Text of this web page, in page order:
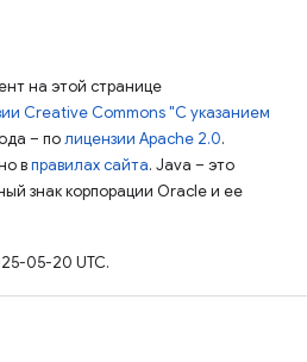
на этой странице
Creative Commons "С указанием
– полицензии Apache 2.0.
вправилах сайта. Java – это
знак корпорации Oracle и ее
05-20 UTC.